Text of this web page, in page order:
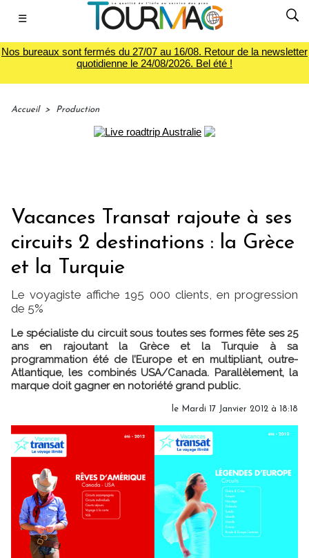
☰
Nos bureaux sont fermés du 27/07 au 16/08. Retour de la newsletter
quotidienne le 24/08/2026. Bel été !
Accueil > Production
Vacances Transat rajoute à ses
circuits 2 destinations : la Grèce
et la Turquie
Le voyagiste affiche 195 000 clients, en progression
de 5%
Le spécialiste du circuit sous toutes ses formes fête ses 25
ans en rajoutant la Grèce et la Turquie à sa
programmation été de l’Europe et en multipliant, outre-
Atlantique, les combinés USA/Canada. Parallèlement, la
marque doit gagner en notoriété grand public.
le Mardi 17 Janvier 2012 à 18:18